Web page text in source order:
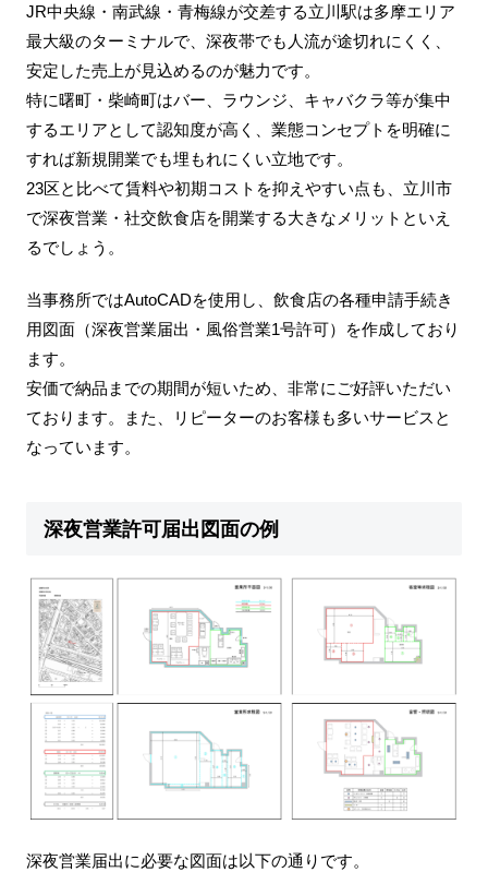
JR中央線・南武線・青梅線が交差する立川駅は多摩エリア
最大級のターミナルで、深夜帯でも人流が途切れにくく、
安定した売上が見込めるのが魅力です。
特に曙町・柴崎町はバー、ラウンジ、キャバクラ等が集中
するエリアとして認知度が高く、業態コンセプトを明確に
すれば新規開業でも埋もれにくい立地です。
23区と比べて賃料や初期コストを抑えやすい点も、立川市
で深夜営業・社交飲食店を開業する大きなメリットといえ
るでしょう。
当事務所ではAutoCADを使用し、飲食店の各種申請手続き
用図面（深夜営業届出・風俗営業1号許可）を作成しており
ます。
安価で納品までの期間が短いため、非常にご好評いただい
ております。また、リピーターのお客様も多いサービスと
なっています。
深夜営業許可届出図面の例
深夜営業届出に必要な図面は以下の通りです。